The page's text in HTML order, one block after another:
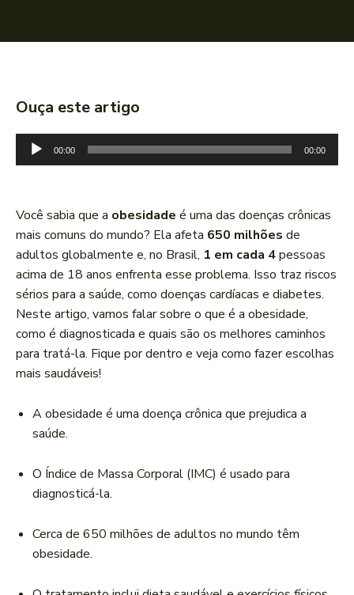
Ouça este artigo
o
d
o
r
d
e
á
u
d
i
00:00 00:00
Você sabia que a obesidade é uma das doenças crônicas
mais comuns do mundo? Ela afeta 650 milhões de
adultos globalmente e, no Brasil, 1 em cada 4pessoas
acima de 18 anos enfrenta esse problema. Isso traz riscos
sérios para a saúde, como doenças cardíacas e diabetes.
Neste artigo, vamos falar sobre o que é a obesidade,
como é diagnosticada e quais são os melhores caminhos
para tratá-la. Fique por dentro e veja como fazer escolhas
mais saudáveis!
A obesidade é uma doença crônica que prejudica a
saúde.
O Índice de Massa Corporal (IMC) é usado para
diagnosticá-la.
Cerca de 650 milhões de adultos no mundo têm
obesidade.